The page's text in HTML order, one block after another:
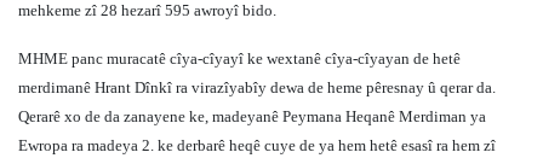
mehkeme zî 28 hezarî 595 awroyî bido.
MHME panc muracatê cîya-cîyayî ke wextanê cîya-cîyayan de hetê
merdimanê Hrant Dînkî ra virazîyabîy dewa de heme pêresnay û qerar da.
Qerarê xo de da zanayene ke, madeyanê Peymana Heqanê Merdiman ya
Ewropa ra madeya 2. ke derbarê heqê cuye de ya hem hetê esasî ra hem zî